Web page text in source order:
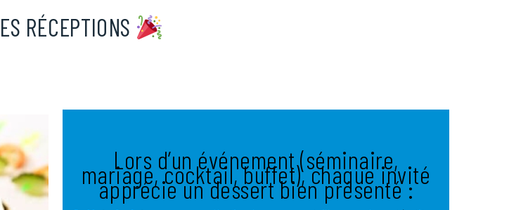
RÉCEPTIONS
Lors d’un événement (séminaire,
mariage, cocktail, buffet), chaque invité
apprécie un dessert bien présenté :